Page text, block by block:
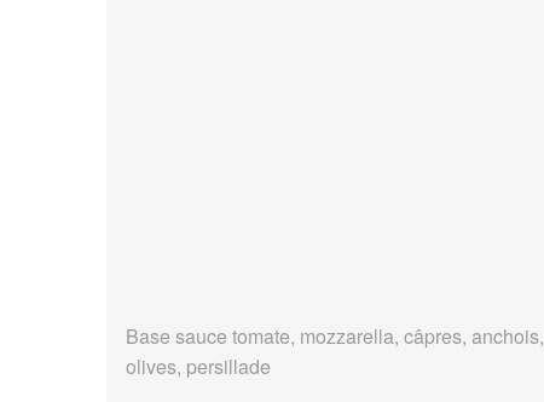
Base sauce tomate, mozzarella, câpres, anchois,
olives, persillade